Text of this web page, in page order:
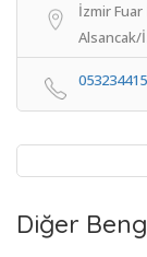
İzmir
Alsancak/
Diğer